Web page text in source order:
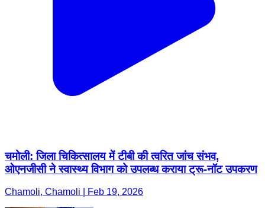
चमोली: जिला चिकित्सालय में टीबी की त्वरित जांच संभव,
ओएनजीसी ने स्वास्थ्य विभाग को उपलब्ध कराया ट्रू-नॉट उपकरण
Chamoli, Chamoli | Feb 19, 2026